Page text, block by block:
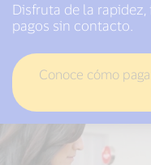
Disfruta de la
pagos sin contacto.
Conoce cómo